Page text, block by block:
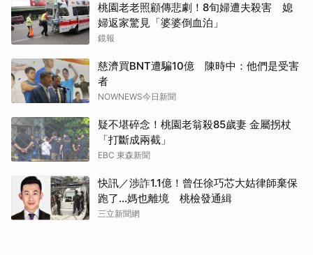
桃園老老照顧傳悲劇！8旬婦遭夫殺害 媳
婦返家驚見「婆婆倒血泊」
鏡報
慈濟買BNT遭騙10億 陳時中：他們是受害
者
NOWNEWS今日新聞
疑不堪碎念！桃園老翁殺85歲妻 金屬拐杖
「打斷成兩截」
EBC 東森新聞
快訊／涉詐1.1億！曾任徐巧芯大姑律師棄保
跑了…媽也離境 桃檢發通緝
三立新聞網